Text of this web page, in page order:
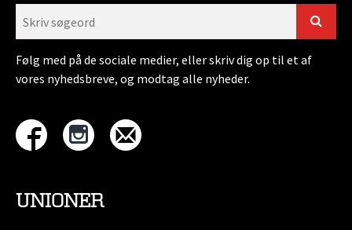
Følg med på de sociale medier, eller skriv dig op til et af
vores nyhedsbreve, og modtag alle nyheder.
UNIONER